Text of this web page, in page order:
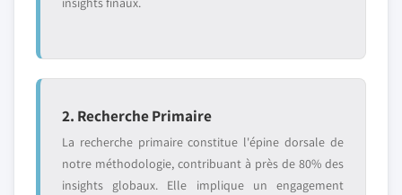
2. Recherche Primaire
La recherche primaire constitue l'épine dorsale de
notre méthodologie, contribuant à près de 80% des
insights globaux. Elle implique un engagement